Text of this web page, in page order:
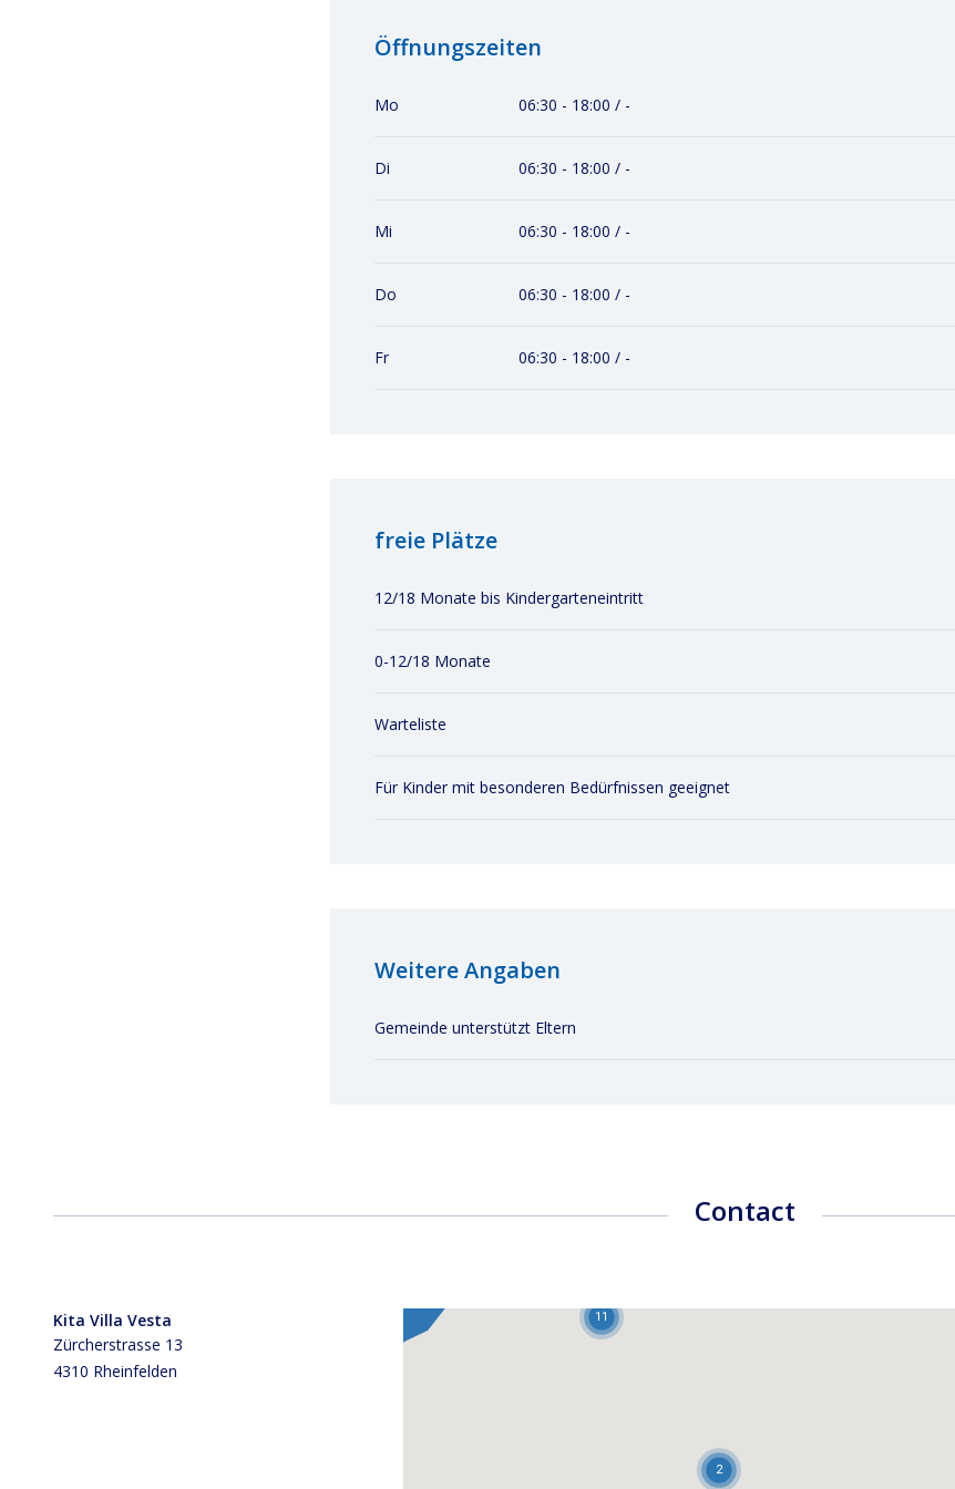
Öffnungszeiten
Mo 06:30 - 18:00 / -
Di 06:30 - 18:00 / -
Mi 06:30 - 18:00 / -
Do 06:30 - 18:00 / -
Fr 06:30 - 18:00 / -
freie Plätze
12/18 Monate bis Kindergarteneintritt
0-12/18 Monate
Warteliste
Für Kinder mit besonderen Bedürfnissen geeignet
Weitere Angaben
Gemeinde unterstützt Eltern
Contact
2
11
Kita Villa Vesta
Zürcherstrasse 13
4310 Rheinfelden